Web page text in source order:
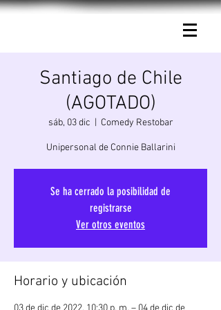
Santiago de Chile
(AGOTADO)
sáb, 03 dic Comedy Restobar
Unipersonal de Connie Ballarini
Se ha cerrado la posibilidad de
registrarse
Ver otros eventos
Horario y ubicación